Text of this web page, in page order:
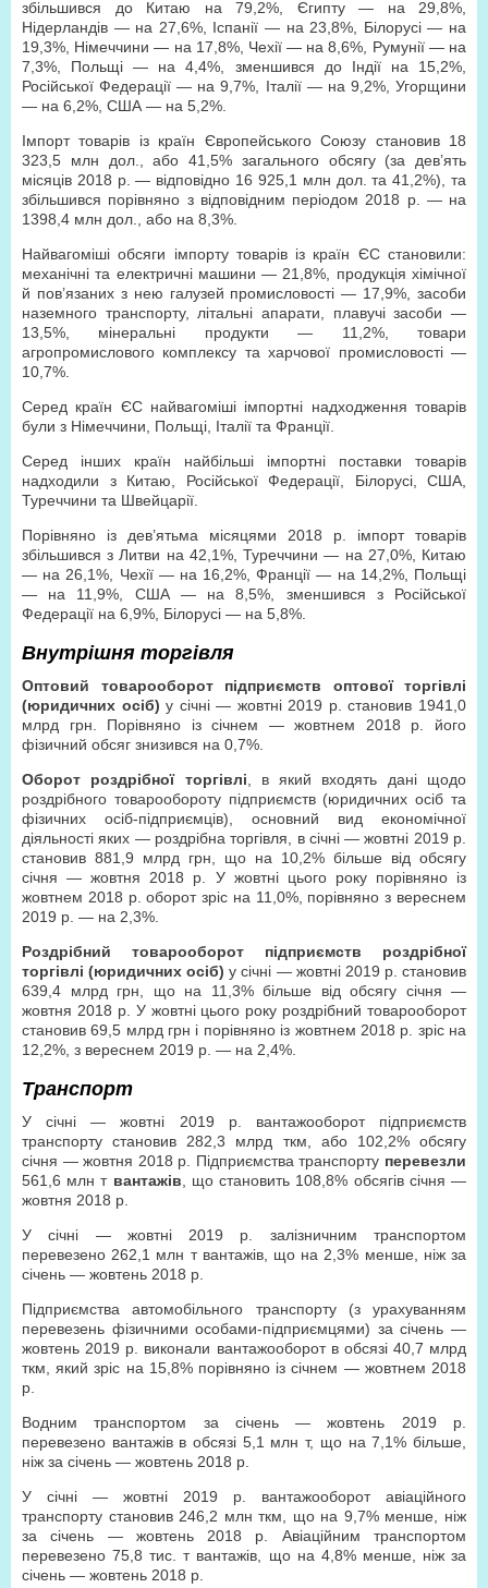
збільшився до Китаю на 79,2%, Єгипту — на 29,8%,
Нідерландів — на 27,6%, Іспанії — на 23,8%, Білорусі — на
19,3%, Німеччини — на 17,8%, Чехії — на 8,6%, Румунії — на
7,3%, Польщі — на 4,4%, зменшився до Індії на 15,2%,
Російської Федерації — на 9,7%, Італії — на 9,2%, Угорщини
— на 6,2%, США — на 5,2%.
Імпорт товарів із країн Європейського Союзу становив 18
323,5 млн дол., або 41,5% загального обсягу (за дев’ять
місяців 2018 р. — відповідно 16 925,1 млн дол. та 41,2%), та
збільшився порівняно з відповідним періодом 2018 р. — на
1398,4 млн дол., або на 8,3%.
Найвагоміші обсяги імпорту товарів із країн ЄС становили:
механічні та електричні машини — 21,8%, продукція хімічної
й пов’язаних з нею галузей промисловості — 17,9%, засоби
наземного транспорту, літальні апарати, плавучі засоби —
13,5%, мінеральні продукти — 11,2%, товари
агропромислового комплексу та харчової промисловості —
10,7%.
Серед країн ЄС найвагоміші імпортні надходження товарів
були з Німеччини, Польщі, Італії та Франції.
Серед інших країн найбільші імпортні поставки товарів
надходили з Китаю, Російської Федерації, Білорусі, США,
Туреччини та Швейцарії.
Порівняно із дев’ятьма місяцями 2018 р. імпорт товарів
збільшився з Литви на 42,1%, Туреччини — на 27,0%, Китаю
— на 26,1%, Чехії — на 16,2%, Франції — на 14,2%, Польщі
— на 11,9%, США — на 8,5%, зменшився з Російської
Федерації на 6,9%, Білорусі — на 5,8%.
Внутрішня торгівля
Оптовий товарооборот підприємств оптової торгівлі
(юридичних осіб) у січні — жовтні 2019 р. становив 1941,0
млрд грн. Порівняно із січнем — жовтнем 2018 р. його
фізичний обсяг знизився на 0,7%.
Оборот роздрібної торгівлі , в який входять дані щодо
роздрібного товарообороту підприємств (юридичних осіб та
фізичних осіб-підприємців), основний вид економічної
діяльності яких — роздрібна торгівля, в січні — жовтні 2019 р.
становив 881,9 млрд грн, що на 10,2% більше від обсягу
січня — жовтня 2018 р. У жовтні цього року порівняно із
жовтнем 2018 р. оборот зріс на 11,0%, порівняно з вереснем
2019 р. — на 2,3%.
Роздрібний товарооборот підприємств роздрібної
торгівлі (юридичних осіб) у січні — жовтні 2019 р. становив
639,4 млрд грн, що на 11,3% більше від обсягу січня —
жовтня 2018 р. У жовтні цього року роздрібний товарооборот
становив 69,5 млрд грн і порівняно із жовтнем 2018 р. зріс на
12,2%, з вереснем 2019 р. — на 2,4%.
Транспорт
У січні — жовтні 2019 р. вантажооборот підприємств
транспорту становив 282,3 млрд ткм, або 102,2% обсягу
січня — жовтня 2018 р. Підприємства транспорту перевезли
561,6 млн т вантажів , що становить 108,8% обсягів січня —
жовтня 2018 р.
У січні — жовтні 2019 р. залізничним транспортом
перевезено 262,1 млн т вантажів, що на 2,3% менше, ніж за
січень — жовтень 2018 р.
Підприємства автомобільного транспорту (з урахуванням
перевезень фізичними особами-підприємцями) за січень —
жовтень 2019 р. виконали вантажооборот в обсязі 40,7 млрд
ткм, який зріс на 15,8% порівняно із січнем — жовтнем 2018
р.
Водним транспортом за січень — жовтень 2019 р.
перевезено вантажів в обсязі 5,1 млн т, що на 7,1% більше,
ніж за січень — жовтень 2018 р.
У січні — жовтні 2019 р. вантажооборот авіаційного
транспорту становив 246,2 млн ткм, що на 9,7% менше, ніж
за січень — жовтень 2018 р. Авіаційним транспортом
перевезено 75,8 тис. т вантажів, що на 4,8% менше, ніж за
січень — жовтень 2018 р.